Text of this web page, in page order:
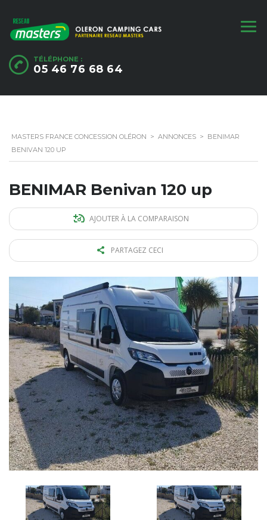
TÉLÉPHONE :
05 46 76 68 64
MASTERS FRANCE CONCESSION OLÉRON > ANNONCES > BENIMAR
BENIVAN 120 UP
BENIMAR Benivan 120 up
AJOUTER À LA COMPARAISON
PARTAGEZ CECI